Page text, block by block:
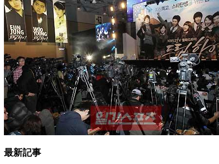
最新記事